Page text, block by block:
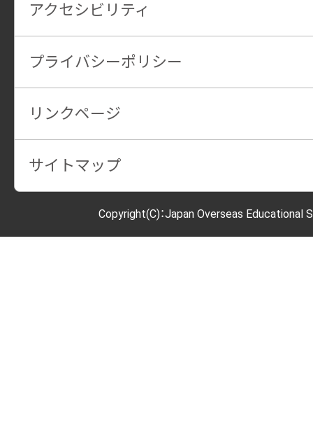
アクセシビリティ
プライバシーポリシー
リンクページ
サイトマップ
Copyright(C)：Japan Overseas Educational